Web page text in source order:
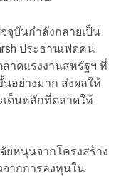
จุบันกำลังกลายเป็น
ประธานเฟดคน
าดแรงงานสหรัฐฯ ที่
นอย่างมาก ส่งผลให้
เด็นหลักที่ตลาดให้
ยหนุนจากโครงสร้าง
ากการลงทุนใน